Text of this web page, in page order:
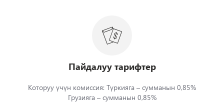
Пайдалуу тарифтер
Которуу үчүн комиссия: Түркияга – сумманын 0,85%
Грузияга – сумманын 0,85%